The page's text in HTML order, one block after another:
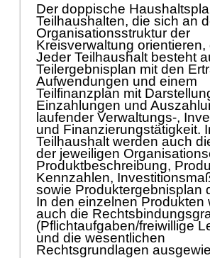
Der doppische
Teilhaushalten, die sich an
Organisationsstruktur der
Kreisverwaltung orientieren,
Jeder Teilhaushalt besteht
Teilergebnisplan mit den
Aufwendungen und einem
Teilfinanzplan mit
Einzahlungen und
laufender Verwaltungs-,
und Finanzierungstätigkeit.
Teilhaushalt werden auch
der jeweiligen
Produktbeschreibung,
Kennzahlen,
sowie Produktergebnisplan
In den einzelnen Produkten
auch die Rechtsbindun
(Pflichtaufgaben/freiwillige
und die wesentlichen
Rechtsgrundlagen